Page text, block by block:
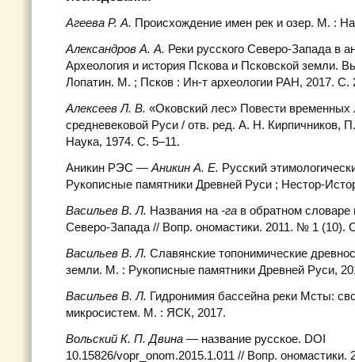
Агеева Р. А. Происхождение имен рек и озер. М. :
Александров А. А. Реки русского Северо-Запада в
Археология и история Пскова и Псковской земли.
Лопатин. М. ; Псков : Ин-т археологии РАН, 2017. С.
Алексеев Л. В. «Оковский лес» Повести временных
средневековой Руси / отв. ред. А. Н. Кирпичников,
Наука, 1974. С. 5–11.
Аникин РЭС — Аникин А. Е. Русский
Рукописные памятники Древней Руси ; Нестор-
Васильев В. Л. Названия на -га в обратном словаре
Северо-Запада // Вопр. ономастики. 2011. № 1 (10).
Васильев В. Л. Славянские топонимические
земли. М. : Рукописные памятники Древней Руси,
Васильев В. Л. Гидронимия бассейна реки Мсты:
микросистем. М. : ЯСК, 2017.
Вольский К. П. Двина — название русское. DOI
10.15826/vopr_onom.2015.1.011 // Вопр.